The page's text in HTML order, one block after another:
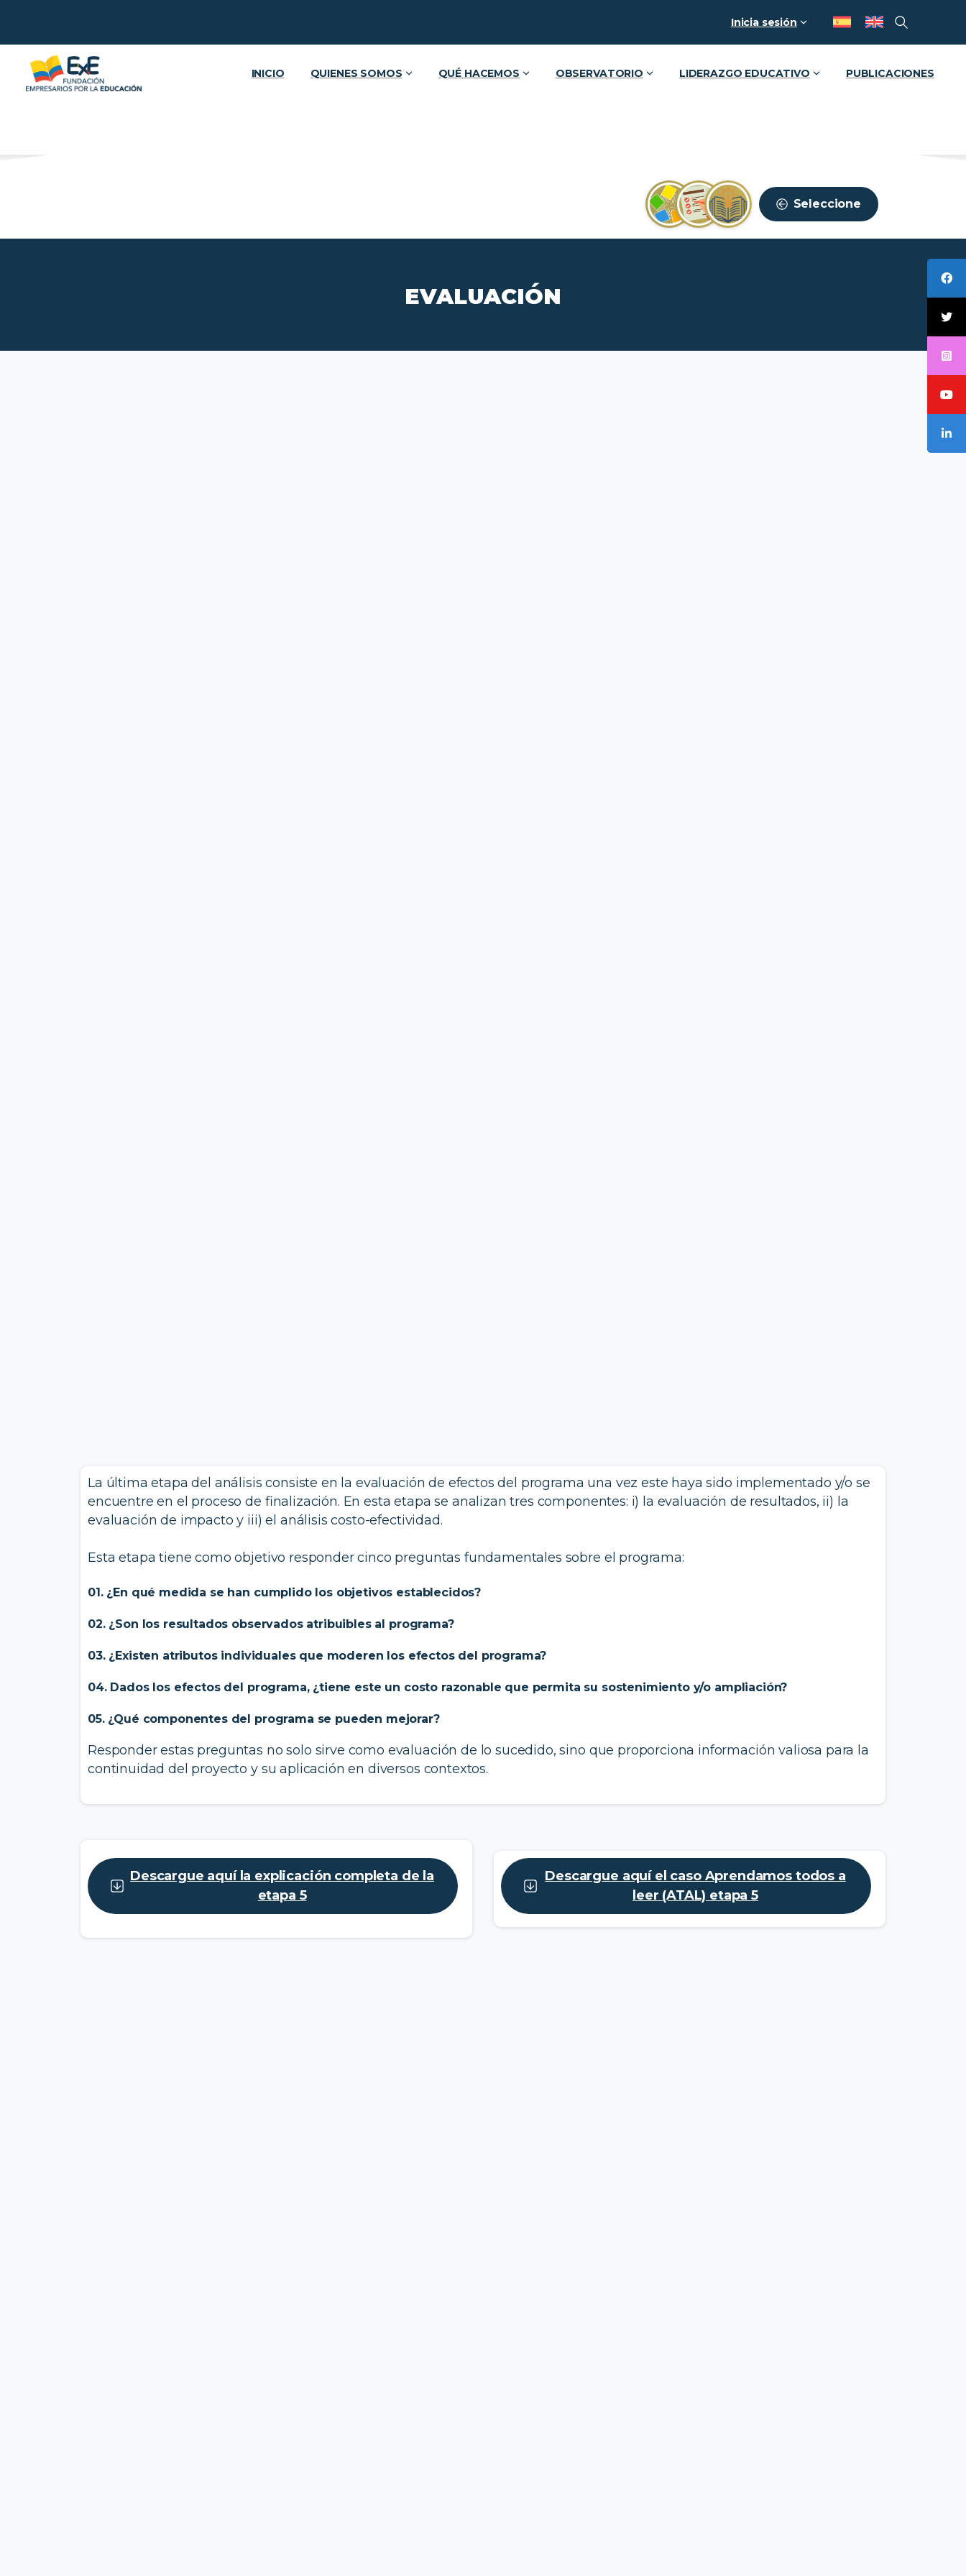
Inicia sesión
INICIO QUIENES SOMOS QUÉ HACEMOS OBSERVATORIO LIDERAZGO EDUCATIVO PUBLICACIONES
Seleccione
EVALUACIÓN
La última etapa del análisis consiste en la evaluación de efectos del programa una vez este haya sido implementado y/o se
encuentre en el proceso de finalización. En esta etapa se analizan tres componentes: i) la evaluación de resultados, ii) la
evaluación de impacto y iii) el análisis costo-efectividad.
Esta etapa tiene como objetivo responder cinco preguntas fundamentales sobre el programa:
01. ¿En qué medida se han cumplido los objetivos establecidos?
02. ¿Son los resultados observados atribuibles al programa?
03. ¿Existen atributos individuales que moderen los efectos del programa?
04. Dados los efectos del programa, ¿tiene este un costo razonable que permita su sostenimiento y/o ampliación?
05. ¿Qué componentes del programa se pueden mejorar?
Responder estas preguntas no solo sirve como evaluación de lo sucedido, sino que proporciona información valiosa para la
continuidad del proyecto y su aplicación en diversos contextos.
Descargue aquí la explicación completa de la
etapa 5
Descargue aquí el caso Aprendamos todos a
leer (ATAL) etapa 5